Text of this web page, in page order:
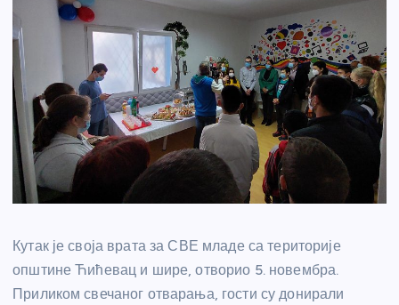
Кутак је своја врата за СВЕ младе са територије
општине Ћићевац и шире, отворио 5. новембра.
Приликом свечаног отварања, гости су донирали